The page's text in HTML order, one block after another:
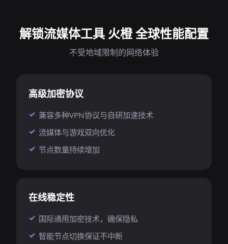
解锁流媒体工具 火橙 全球性能配置
不受地域限制的网络体验
高级加密协议
兼容多种VPN协议与自研加速技术
流媒体与游戏双向优化
节点数量持续增加
在线稳定性
国际通用加密技术，确保隐私
智能节点切换保证不中断